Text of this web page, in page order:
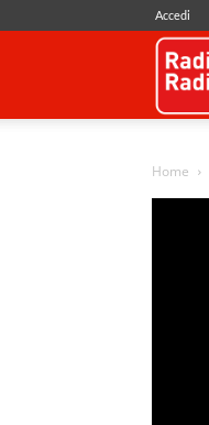
Accedi
Home